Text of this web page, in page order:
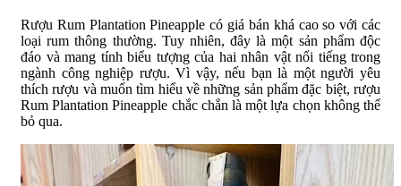
Rượu Rum Plantation Pineapple có giá bán khá cao so với các
loại rum thông thường. Tuy nhiên, đây là một sản phẩm độc
đáo và mang tính biểu tượng của hai nhân vật nổi tiếng trong
ngành công nghiệp rượu. Vì vậy, nếu bạn là một người yêu
thích rượu và muốn tìm hiểu về những sản phẩm đặc biệt, rượu
Rum Plantation Pineapple chắc chắn là một lựa chọn không thể
bỏ qua.